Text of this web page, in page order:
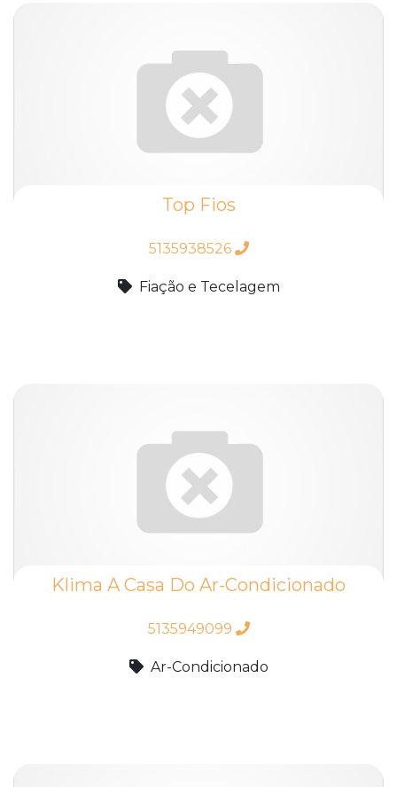
Top Fios
5135938526
Fiação e Tecelagem
Klima A Casa Do Ar-Condicionado
5135949099
Ar-Condicionado